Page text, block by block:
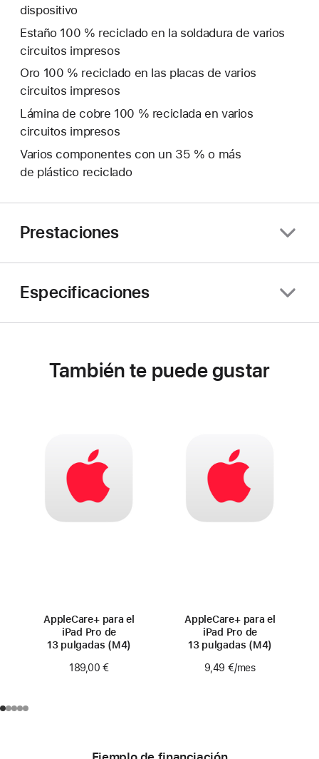
dispositivo
Estaño 100 % reciclado en la soldadura de varios
circuitos impresos
Oro 100 % reciclado en las placas de varios
circuitos impresos
Lámina de cobre 100 % reciclada en varios
circuitos impresos
Varios componentes con un 35 % o más
de plástico reciclado
Prestaciones
Especificaciones
También te puede gustar
AppleCare+ para el
iPad Pro de
13 pulgadas (M4)
189,00 €
AppleCare+ para el
iPad Pro de
13 pulgadas (M4)
9,49 €/mes